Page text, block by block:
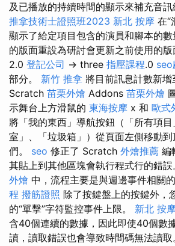
及已播放的持續時間的顯示來補充音訊
推拿技術士證照班2023 新北 按摩 在“
顯示了給定項目包含的演員和腳本的
的版面重設為研討會更新之前使用的
2.0 登記公司 → three 指壓課程.0 seo
部分。 新竹 推拿 將目前訊息計數新增
Scratch 苗栗外燴 Addons 苗栗外燴
示舞台上方滑鼠的 東海按摩 x 和 歐式
將「我的東西」導航按鈕（「所有項
室」、「垃圾箱」）從頁面左側移動
們。 seo 修正了 Scratch 外燴推薦 編
其貼上到其他區塊會執行程式行的錯
外燴 中，流程主要是與週邊事件相關
程 撥筋證照 除了按鍵盤上的按鍵外，
的“單擊”字符監控事件上限。 新北 按
含40個連續的數據，因此即使40個數
讀，讀取錯誤也會導致時間碼無法讀取